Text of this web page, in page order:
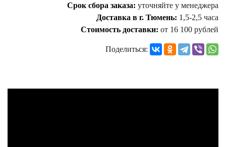
Срок сбора заказа: уточняйте у менеджера
Доставка в г. Тюмень: 1,5-2,5 часа
Стоимость доставки: от 16 100 рублей
Поделиться: